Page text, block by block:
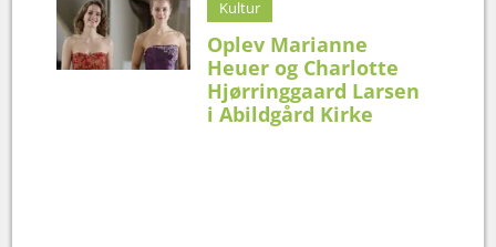
Kultur
Oplev Marianne
Heuer og Charlotte
Hjørringgaard Larsen
i Abildgård Kirke